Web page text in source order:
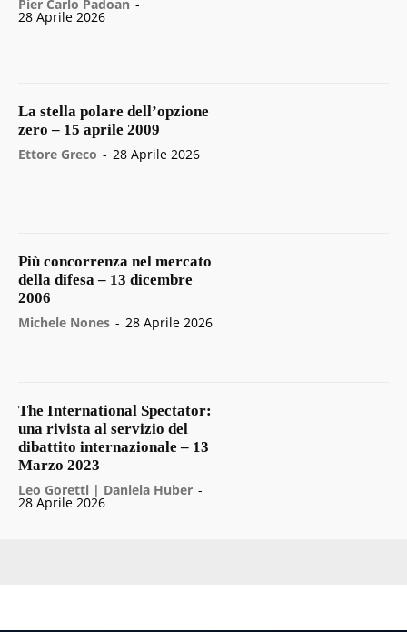
Pier Carlo Padoan -
28 Aprile 2026
La stella polare dell’opzione
zero – 15 aprile 2009
Ettore Greco - 28 Aprile 2026
Più concorrenza nel mercato
della difesa – 13 dicembre
2006
Michele Nones - 28 Aprile 2026
The International Spectator:
una rivista al servizio del
dibattito internazionale – 13
Marzo 2023
Leo Goretti | Daniela Huber -
28 Aprile 2026